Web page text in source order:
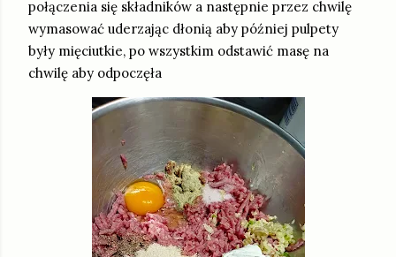
połączenia się składników a następnie przez chwilę
wymasować uderzając dłonią aby później pulpety
były mięciutkie, po wszystkim odstawić masę na
chwilę aby odpoczęła